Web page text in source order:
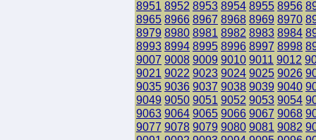
8951 8952 8953 8954 8955 8956
8965 8966 8967 8968 8969 8970
8979 8980 8981 8982 8983 8984
8993 8994 8995 8996 8997 8998
9007 9008 9009 9010 9011 9012
9021 9022 9023 9024 9025 9026
9035 9036 9037 9038 9039 9040
9049 9050 9051 9052 9053 9054
9063 9064 9065 9066 9067 9068
9077 9078 9079 9080 9081 9082